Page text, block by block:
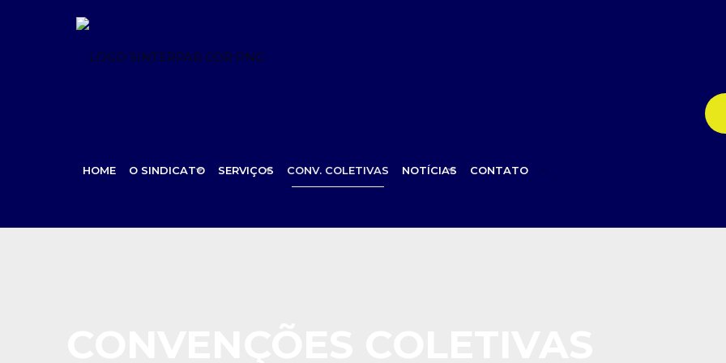
HOME O SINDICATO SERVIÇOS CONV. COLETIVAS NOTÍCIAS CONTATO